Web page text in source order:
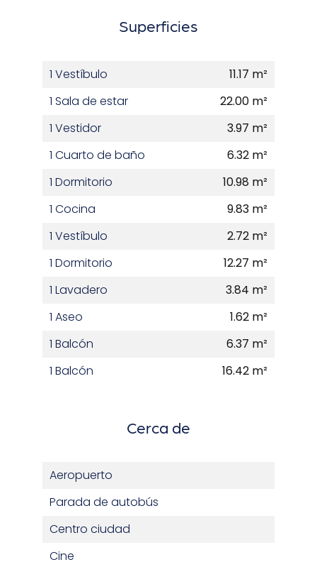
Superficies
1 Vestíbulo
11.17 m²
1 Sala de estar
22.00 m²
1 Vestidor
3.97 m²
1 Cuarto de baño
6.32 m²
1 Dormitorio
10.98 m²
1 Cocina
9.83 m²
1 Vestíbulo
2.72 m²
1 Dormitorio
12.27 m²
1 Lavadero
3.84 m²
1 Aseo
1.62 m²
1 Balcón
6.37 m²
1 Balcón
16.42 m²
Cerca de
Aeropuerto
Parada de autobús
Centro ciudad
Cine